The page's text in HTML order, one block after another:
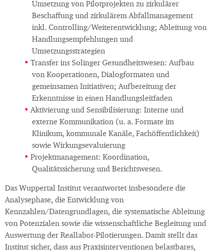
Umsetzung von Pilotprojekten zu zirkulärer
Beschaffung und zirkulärem Abfallmanagement
inkl. Controlling/Weiterentwicklung; Ableitung von
Handlungsempfehlungen und
Umsetzungsstrategien
Transfer ins Solinger Gesundheitswesen: Aufbau
von Kooperationen, Dialogformaten und
gemeinsamen Initiativen; Aufbereitung der
Erkenntnisse in einen Handlungsleitfaden
Aktivierung und Sensibilisierung: Interne und
externe Kommunikation (u. a. Formate im
Klinikum, kommunale Kanäle, Fachöffentlichkeit)
sowie Wirkungsevaluierung
Projektmanagement: Koordination,
Qualitätssicherung und Berichtswesen.
Das Wuppertal Institut verantwortet insbesondere die
Analysephase, die Entwicklung von
Kennzahlen/Datengrundlagen, die systematische Ableitung
von Potenzialen sowie die wissenschaftliche Begleitung und
Auswertung der Reallabor-Pilotierungen. Damit stellt das
Institut sicher, dass aus Praxisinterventionen belastbares,